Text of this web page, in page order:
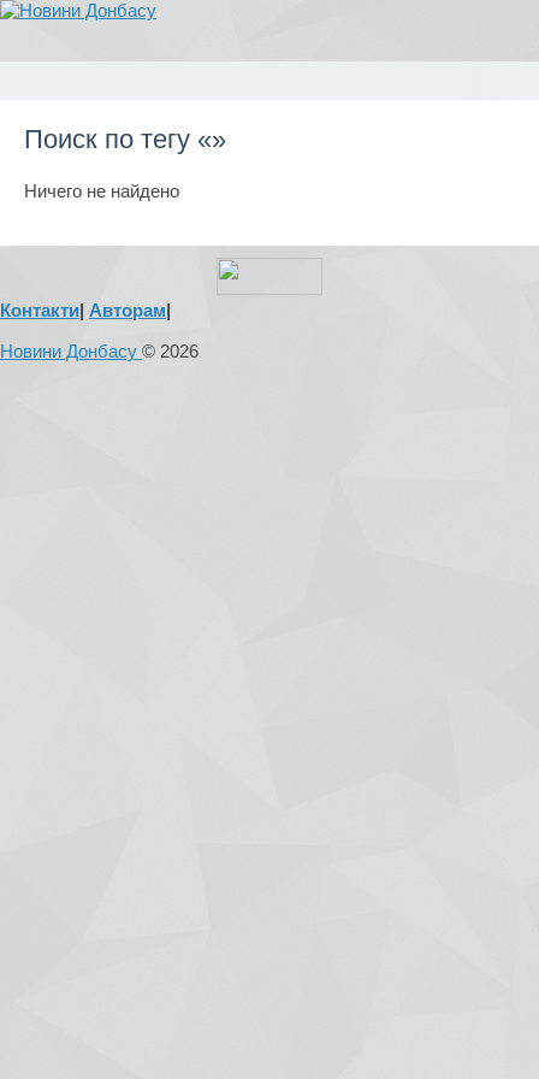
Поиск по тегу «»
Ничего не найдено
Контакти| Авторам|
Новини Донбасу © 2026